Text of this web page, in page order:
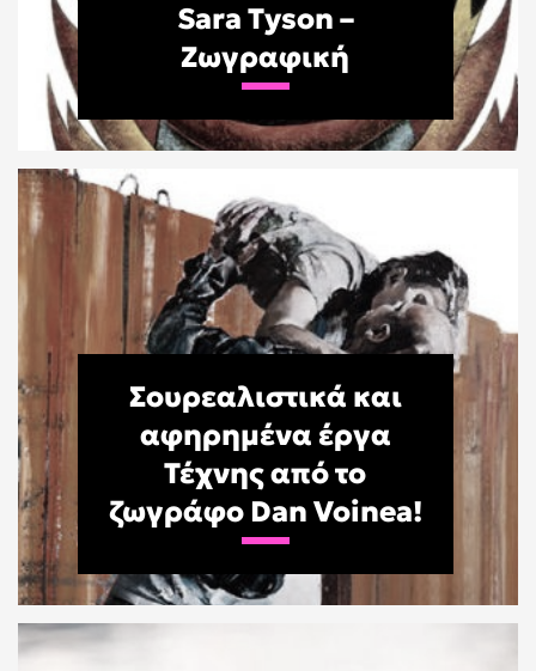
Sara Tyson –
Ζωγραφική
Σουρεαλιστικά και
αφηρημένα έργα
Τέχνης από το
ζωγράφο Dan Voinea!